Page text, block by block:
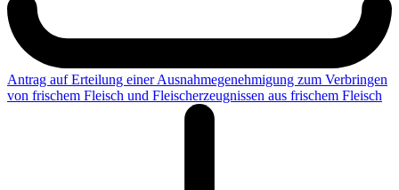
Antrag auf Erteilung einer Ausnahmegenehmigung zum Verbringen
von frischem Fleisch und Fleischerzeugnissen aus frischem Fleisch